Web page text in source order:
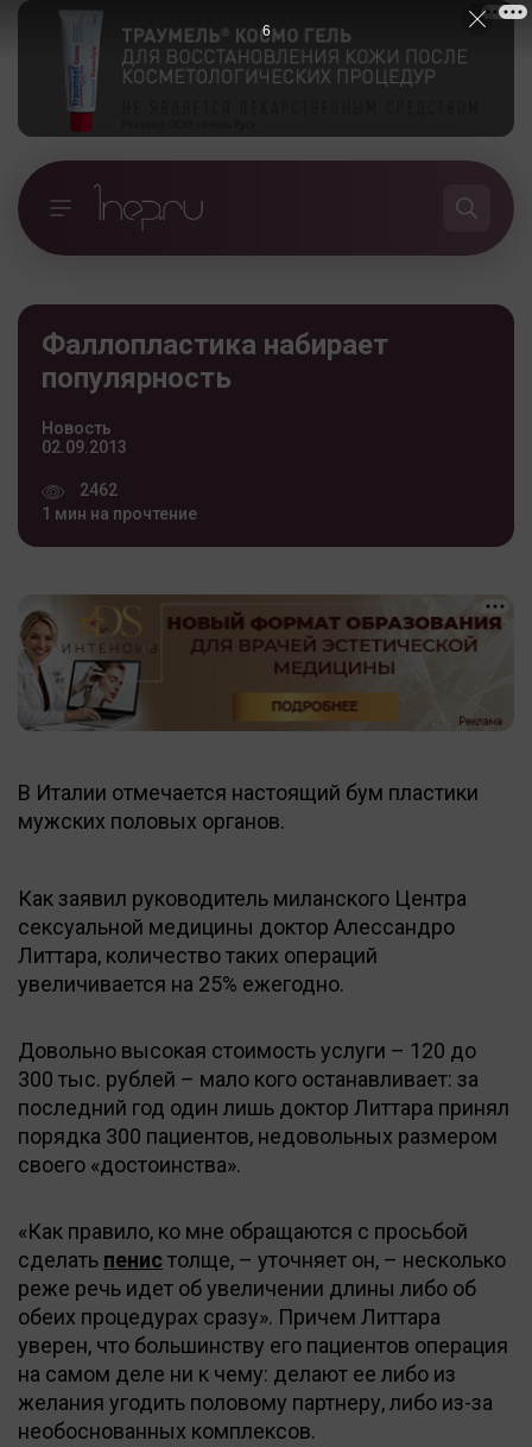
Фаллопластика набирает
популярность
Новость
02.09.2013
2462
1 мин на прочтение
В Италии отмечается настоящий бум пластики
мужских половых органов.
Как заявил руководитель миланского Центра
сексуальной медицины доктор Алессандро
Литтара, количество таких операций
увеличивается на 25% ежегодно.
Довольно высокая стоимость услуги – 120 до
300 тыс. рублей – мало кого останавливает: за
последний год один лишь доктор Литтара принял
порядка 300 пациентов, недовольных размером
своего «достоинства».
«Как правило, ко мне обращаются с просьбой
сделать пенистолще, – уточняет он, – несколько
реже речь идет об увеличении длины либо об
обеих процедурах сразу». Причем Литтара
уверен, что большинству его пациентов операция
на самом деле ни к чему: делают ее либо из
желания угодить половому партнеру, либо из-за
необоснованных комплексов.
5